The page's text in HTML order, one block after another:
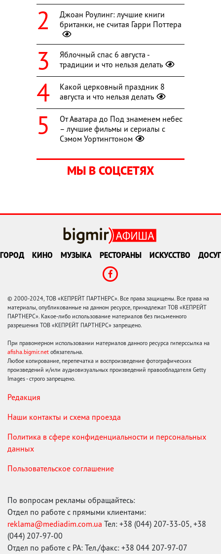
Джоан Роулинг: лучшие книги
британки, не считая Гарри Поттера
Яблочный спас 6 августа -
традиции и что нельзя делать
Какой церковный праздник 8
августа и что нельзя делать
От Аватара до Под знаменем небес
– лучшие фильмы и сериалы с
Сэмом Уортингтоном
МЫ В СОЦСЕТЯХ
ГОРОД КИНО МУЗЫКА РЕСТОРАНЫ ИСКУССТВО ДОСУГ
© 2000-2024, ТОВ «КЕПРЕЙТ ПАРТНЕРС». Все права защищены. Все права на
материалы, опубликованные на данном ресурсе, принадлежат ТОВ «КЕПРЕЙТ
ПАРТНЕРС». Какое-либо использование материалов без письменного
разрешения ТОВ «КЕПРЕЙТ ПАРТНЕРС» запрещено.
При правомерном использовании материалов данного ресурса гиперссылка на
afisha.bigmir.net обязательна.
Любое копирование, перепечатка и воспроизведение фотографических
произведений и/или аудиовизуальных произведений правообладателя Getty
Images - строго запрещено.
Редакция
Наши контакты и схема проезда
Политика в сфере конфиденциальности и персональных
данных
Пользовательское соглашение
По вопросам рекламы обращайтесь:
Отдел по работе с прямыми клиентами:
reklama@mediadim.com.ua Тел: +38 (044) 207-33-05, +38
(044) 207-97-00
Отдел по работе с РА: Тел./факс: +38 044 207-97-07